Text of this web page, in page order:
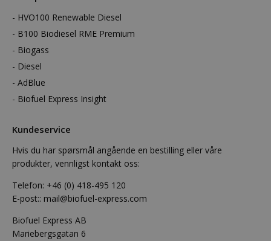
HVO100 Renewable Diesel
B100 Biodiesel RME Premium
Biogass
Diesel
AdBlue
Biofuel Express Insight
Kundeservice
Hvis du har spørsmål angående en bestilling eller våre
produkter, vennligst kontakt oss:
Telefon: +46 (0) 418-495 120
E-post:: mail@biofuel-express.com
Biofuel Express AB
Mariebergsgatan 6